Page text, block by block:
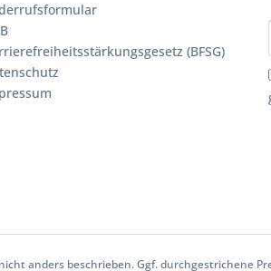
(BFSG)
anders beschrieben. Ggf. durchgestrichene